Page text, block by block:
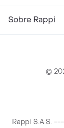
Sobre Rappi
©
Rappi S.A.S.